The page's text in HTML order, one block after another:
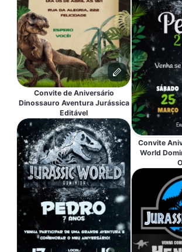
Convite de Aniversário
Dinossauro Aventura Jurássica
Editável
Convite
World